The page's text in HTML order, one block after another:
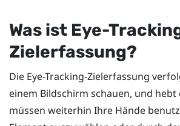
Was ist Eye-
Zielerfassung?
Die Eye-Tracking-Zielerfassung
einem Bildschirm schauen, und hebt
müssen weiterhin Ihre Hände